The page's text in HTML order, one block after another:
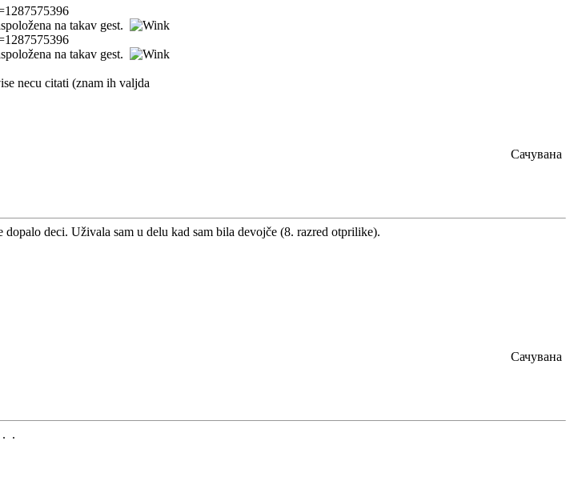
na takav gest.
na takav gest.
necu citati (znam ih valjda
Сачувана
deci. Uživala sam u delu kad sam bila devojče (8. razred otprilike).
Сачувана
. .